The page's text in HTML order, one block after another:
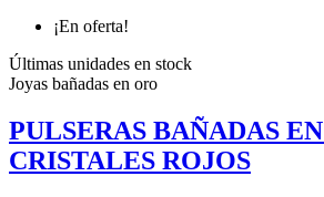
¡En oferta!
Últimas unidades en stock
Joyas bañadas en oro
PULSERAS BAÑADAS
CRISTALES ROJOS